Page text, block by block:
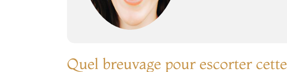
Quel breuvage pour escorter